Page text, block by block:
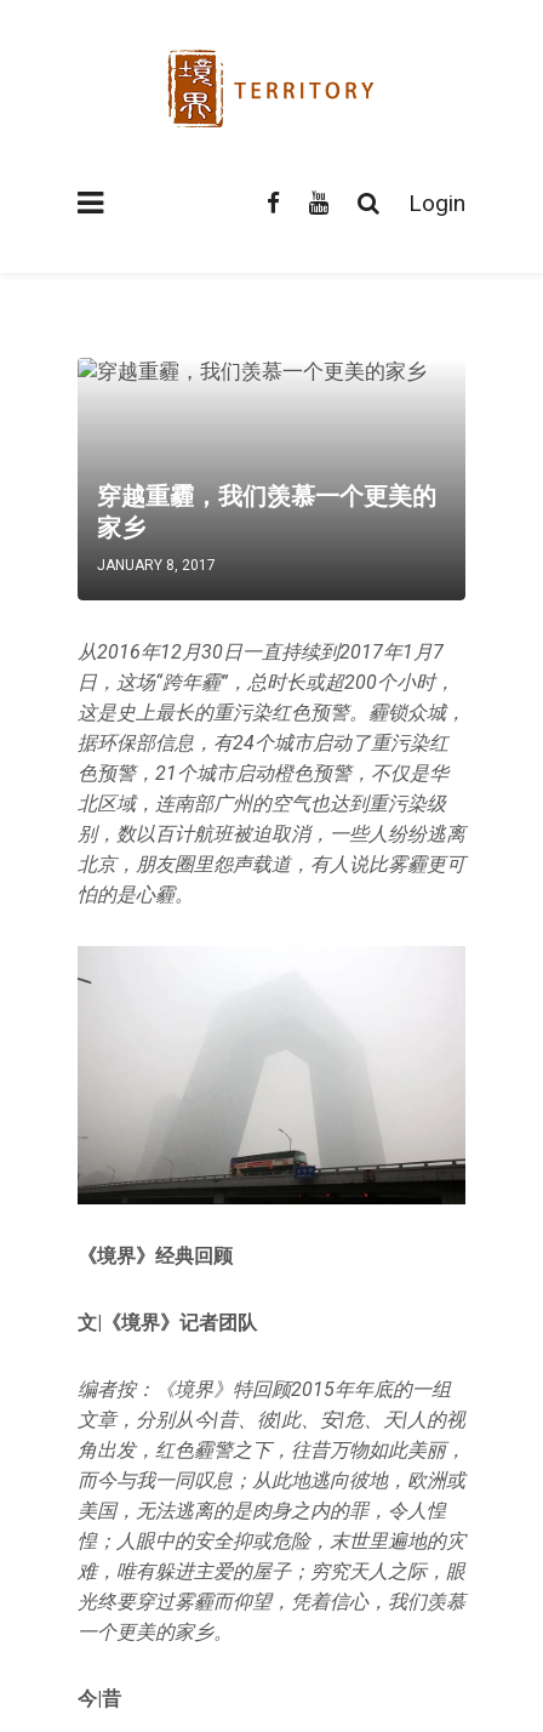
Login
穿越重霾，我们羡慕一个更美的
家乡
JANUARY 8, 2017
从2016年12月30日一直持续到2017年1月7
日，这场“跨年霾”，总时长或超200个小时，
这是史上最长的重污染红色预警。霾锁众城，
据环保部信息，有24个城市启动了重污染红
色预警，21个城市启动橙色预警，不仅是华
北区域，连南部广州的空气也达到重污染级
别，数以百计航班被迫取消，一些人纷纷逃离
北京，朋友圈里怨声载道，有人说比雾霾更可
怕的是心霾。
《境界》经典回顾
文|《境界》记者团队
编者按：《境界》特回顾2015年年底的一组
文章，分别从今|昔、彼|此、安|危、天|人的视
角出发，红色霾警之下，往昔万物如此美丽，
而今与我一同叹息；从此地逃向彼地，欧洲或
美国，无法逃离的是肉身之内的罪，令人惶
惶；人眼中的安全抑或危险，末世里遍地的灾
难，唯有躲进主爱的屋子；穷究天人之际，眼
光终要穿过雾霾而仰望，凭着信心，我们羡慕
一个更美的家乡。
今|昔